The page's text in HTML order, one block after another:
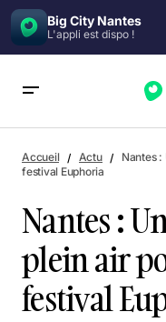
Big City Nantes
L'appli est dispo !
Euphoria
Accueil Actu
Nantes
festival Euphoria
Nantes :
plein air
festival